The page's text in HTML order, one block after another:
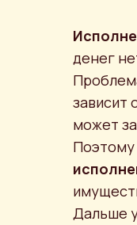
денег
зависит
может
Поэтому
Дальше